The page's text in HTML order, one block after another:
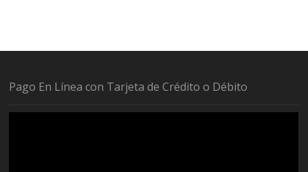
Pago En Línea con Tarjeta de Crédito o Débito